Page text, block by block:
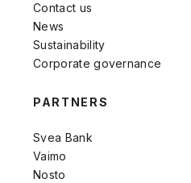
Contact us
News
Sustainability
Corporate governance
PARTNERS
Svea Bank
Vaimo
Nosto